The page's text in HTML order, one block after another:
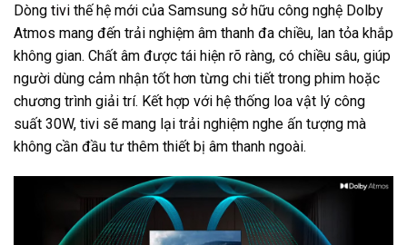
Dòng tivi thế hệ mới của Samsung sở hữu công nghệ Dolby
Atmos mang đến trải nghiệm âm thanh đa chiều, lan tỏa khắp
không gian. Chất âm được tái hiện rõ ràng, có chiều sâu, giúp
người dùng cảm nhận tốt hơn từng chi tiết trong phim hoặc
chương trình giải trí. Kết hợp với hệ thống loa vật lý công
suất 30W, tivi sẽ mang lại trải nghiệm nghe ấn tượng mà
không cần đầu tư thêm thiết bị âm thanh ngoài.